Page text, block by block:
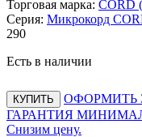
Торговая марка: CORD
Серия: Микрокорд
290
Есть в наличии
КУПИТЬ
ОФОРМИТЬ
ГАРАНТИЯ
Снизим цену.